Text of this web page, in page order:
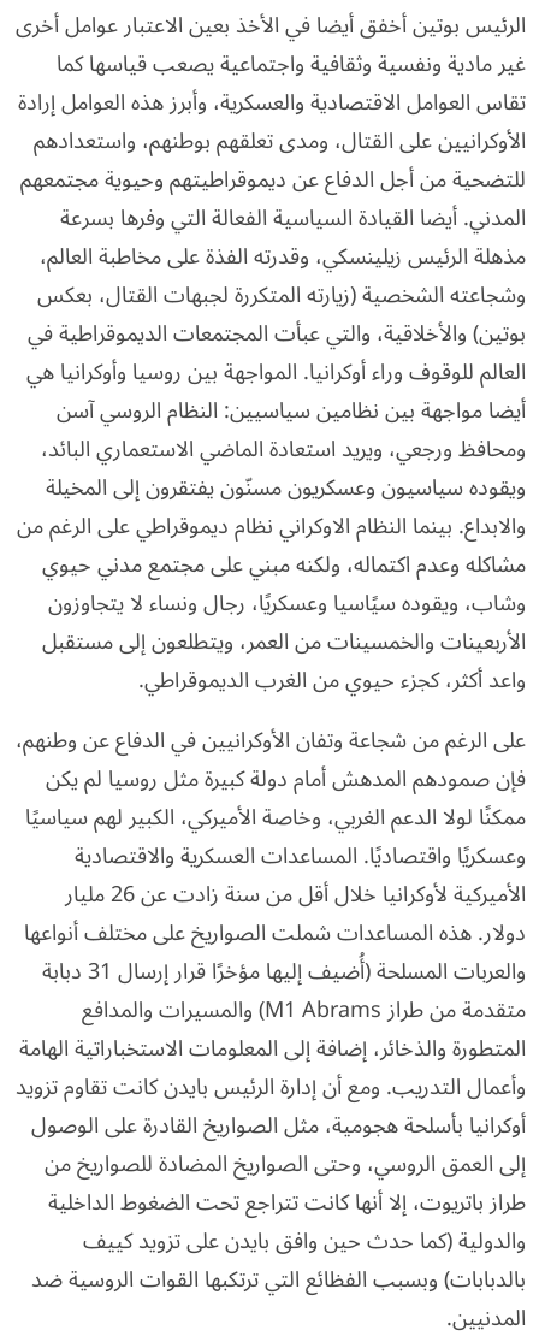
الرئيس بوتين أخفق أيضا في الأخذ بعين الاعتبار عوامل أخرى
غير مادية ونفسية وثقافية واجتماعية يصعب قياسها كما
تقاس العوامل الاقتصادية والعسكرية، وأبرز هذه العوامل إرادة
الأوكرانيين على القتال، ومدى تعلقهم بوطنهم، واستعدادهم
للتضحية من أجل الدفاع عن ديموقراطيتهم وحيوية مجتمعهم
المدني. أيضا القيادة السياسية الفعالة التي وفرها بسرعة
مذهلة الرئيس زيلينسكي، وقدرته الفذة على مخاطبة العالم،
وشجاعته الشخصية (زيارته المتكررة لجبهات القتال، بعكس
بوتين) والأخلاقية، والتي عبأت المجتمعات الديموقراطية في
العالم للوقوف وراء أوكرانيا. المواجهة بين روسيا وأوكرانيا هي
أيضا مواجهة بين نظامين سياسيين: النظام الروسي آسن
ومحافظ ورجعي، ويريد استعادة الماضي الاستعماري البائد،
ويقوده سياسيون وعسكريون مسنّون يفتقرون إلى المخيلة
والابداع. بينما النظام الاوكراني نظام ديموقراطي على الرغم من
مشاكله وعدم اكتماله، ولكنه مبني على مجتمع مدني حيوي
وشاب، ويقوده سيًاسيا وعسكريًا، رجال ونساء لا يتجاوزون
الأربعينات والخمسينات من العمر، ويتطلعون إلى مستقبل
واعد أكثر، كجزء حيوي من الغرب الديموقراطي.
على الرغم من شجاعة وتفان الأوكرانيين في الدفاع عن وطنهم،
فإن صمودهم المدهش أمام دولة كبيرة مثل روسيا لم يكن
ممكنًا لولا الدعم الغربي، وخاصة الأميركي، الكبير لهم سياسيًا
وعسكريًا واقتصاديًا. المساعدات العسكرية والاقتصادية
الأميركية لأوكرانيا خلال أقل من سنة زادت عن 26 مليار
دولار. هذه المساعدات شملت الصواريخ على مختلف أنواعها
والعربات المسلحة (أُضيف إليها مؤخرًا قرار إرسال 31 دبابة
متقدمة من طراز M1 Abrams) والمسيرات والمدافع
المتطورة والذخائر، إضافة إلى المعلومات الاستخباراتية الهامة
وأعمال التدريب. ومع أن إدارة الرئيس بايدن كانت تقاوم تزويد
أوكرانيا بأسلحة هجومية، مثل الصواريخ القادرة على الوصول
إلى العمق الروسي، وحتى الصواريخ المضادة للصواريخ من
طراز باتريوت، إلا أنها كانت تتراجع تحت الضغوط الداخلية
والدولية (كما حدث حين وافق بايدن على تزويد كييف
بالدبابات) وبسبب الفظائع التي ترتكبها القوات الروسية ضد
المدنيين.